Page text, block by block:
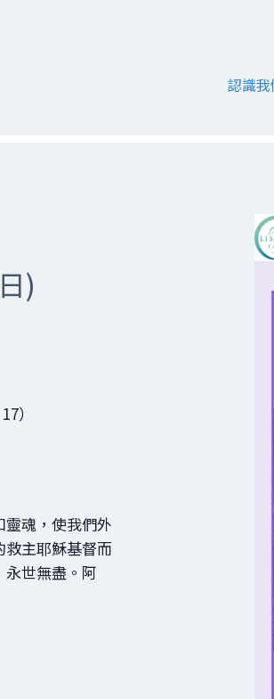
認識
)
）
魂，使我們外
救主耶穌基督而
世無盡。阿